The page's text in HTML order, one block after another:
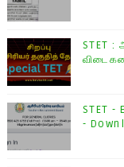
STET :
STET
-